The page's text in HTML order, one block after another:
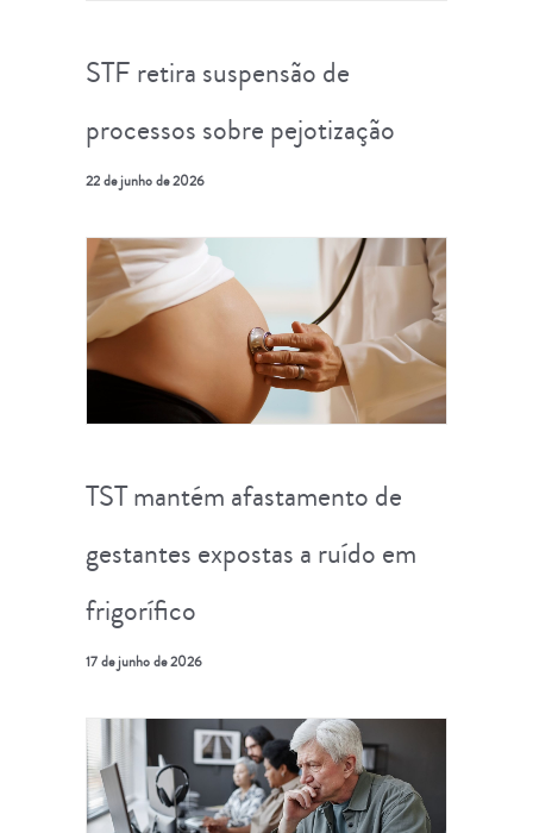
STF retira suspensão de
processos sobre pejotização
22 de junho de 2026
TST mantém afastamento de
gestantes expostas a ruído em
frigorífico
17 de junho de 2026